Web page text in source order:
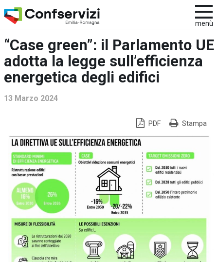
menù
“Case green”: il Parlamento UE
adotta la legge sull’efficienza
energetica degli edifici
13 Marzo 2024
PDF Stampa